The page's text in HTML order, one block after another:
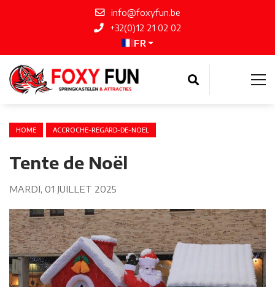
info@foxyfun.be
+32(0)12 21 02 02
FR
HOME ACCROCHE-REGARD-DE-NOEL
Tente de Noël
MARDI, 01 JUILLET 2025